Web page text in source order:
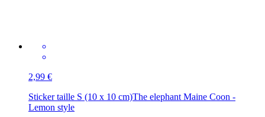
2,99 €
Sticker taille S (10 x 10 cm)The elephant Maine Coon -
Lemon style